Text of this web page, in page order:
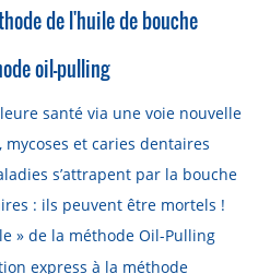
de l'huile de bouche
oil-pulling
santé via une voie nouvelle
et caries dentaires
s’attrapent par la bouche
: ils peuvent être mortels !
» de la méthode Oil-Pulling
express à la méthode